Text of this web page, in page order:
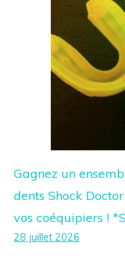
Gagnez un
dents Shock
vos coéquipiers !
28 juillet 2026